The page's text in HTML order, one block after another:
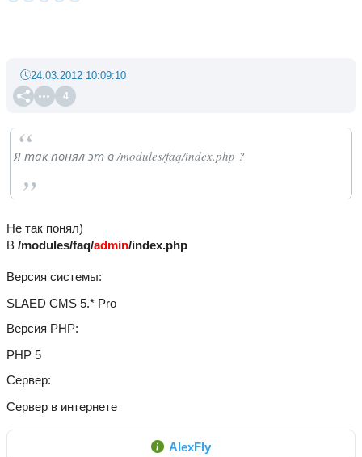
4
24.03.2012 10:09:10
Я так понял эт в /modules/faq/index.php ?
Не так понял)
В /modules/faq/admin/index.php
Версия системы
SLAED CMS 5.* Pro
Версия PHP
PHP 5
Сервер
Сервер в интернете
AlexFly